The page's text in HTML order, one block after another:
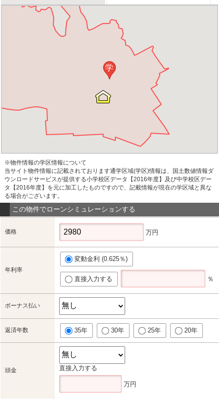
学
※物件情報の学区情報について
当サイト物件情報に記載されております通学区域(学区)情報は、国土数値情報ダ
ウンロードサービスが提供する小学校区データ【2016年度】及び中学校区デー
タ【2016年度】を元に加工したものですので、記載情報が現在の学区域と異な
る場合がございます。
この物件でローンシミュレーションする
価格 万円
年利率
変動金利 (0.625％)
直接入力する ％
ボーナス払い
返済年数 35年 30年 25年 20年
頭金 直接入力する
万円